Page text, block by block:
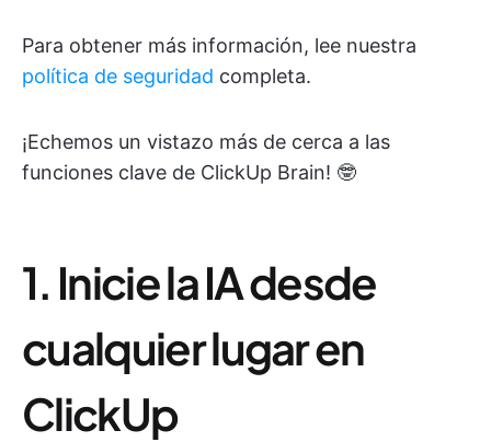
Para obtener más información, lee nuestra
política de seguridad completa.
¡Echemos un vistazo más de cerca a las
funciones clave de ClickUp Brain! 🤓
1. Inicie la IA desde
cualquier lugar en
ClickUp